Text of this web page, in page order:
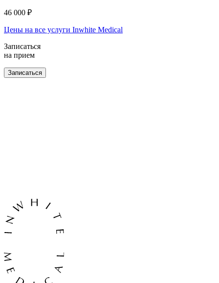
46 000 ₽
Цены на все услуги Inwhite Medical
Записаться
на прием
Записаться